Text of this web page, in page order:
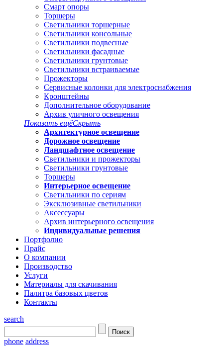
Смарт опоры
Торшеры
Светильники торшерные
Светильники консольные
Светильники подвесные
Светильники фасадные
Светильники грунтовые
Светильники встраиваемые
Прожекторы
Сервисные колонки для электроснабжения
Кронштейны
Дополнительное оборудование
Архив уличного освещения
Показать ещёСкрыть
Архитектурное освещение
Дорожное освещение
Ландшафтное освещение
Светильники и прожекторы
Светильники грунтовые
Торшеры
Интерьерное освещение
Светильники по сериям
Эксклюзивные светильники
Аксессуары
Архив интерьерного освещения
Индивидуальные решения
Портфолио
Прайс
О компании
Производство
Услуги
Материалы для скачивания
Палитра базовых цветов
Контакты
search
phone address